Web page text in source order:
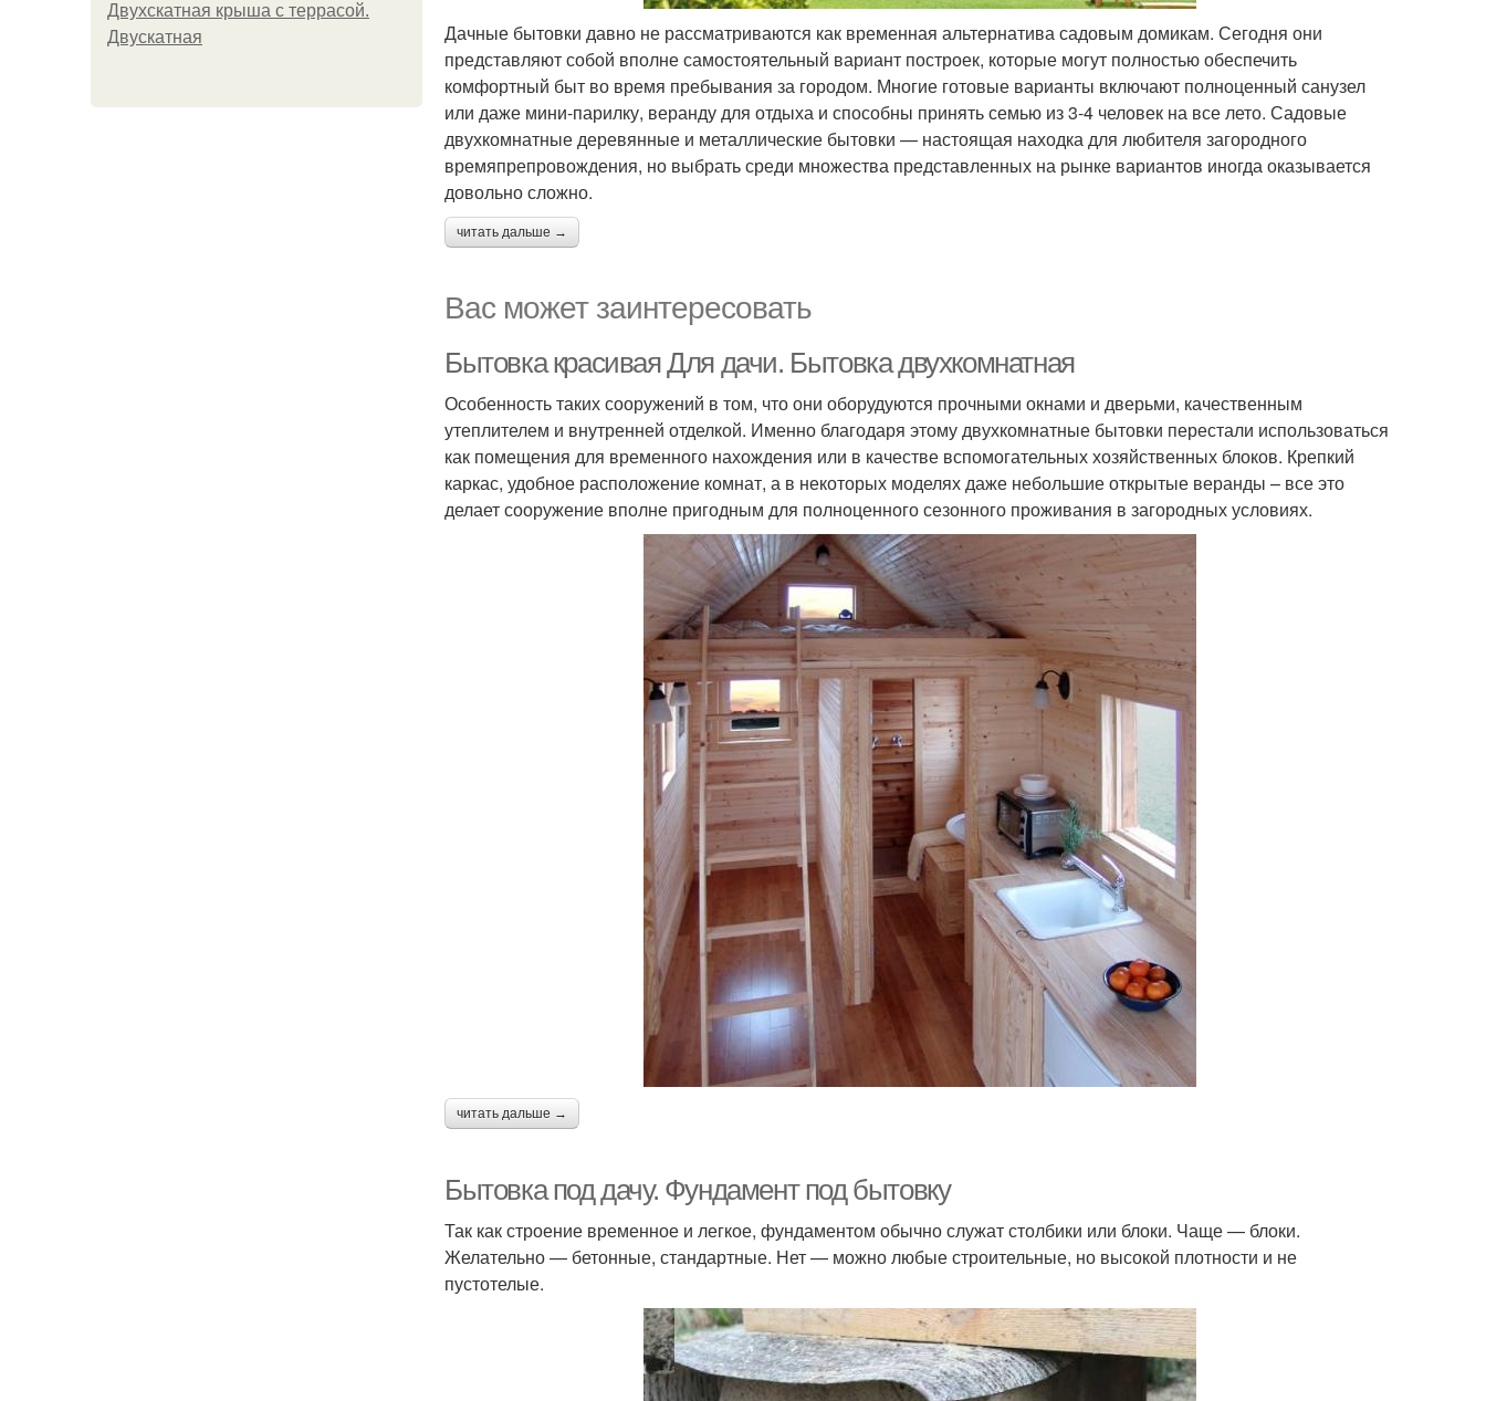
Двухскатная крыша с террасой.
Двускатная
Дачные бытовки давно не рассматриваются как временная альтернатива садовым домикам. Сегодня они
представляют собой вполне самостоятельный вариант построек, которые могут полностью обеспечить
комфортный быт во время пребывания за городом. Многие готовые варианты включают полноценный санузел
или даже мини-парилку, веранду для отдыха и способны принять семью из 3-4 человек на все лето. Садовые
двухкомнатные деревянные и металлические бытовки — настоящая находка для любителя загородного
времяпрепровождения, но выбрать среди множества представленных на рынке вариантов иногда оказывается
довольно сложно.
читать дальше →
Вас может заинтересовать
Бытовка красивая Для дачи. Бытовка двухкомнатная
Особенность таких сооружений в том, что они оборудуются прочными окнами и дверьми, качественным
утеплителем и внутренней отделкой. Именно благодаря этому двухкомнатные бытовки перестали использоваться
как помещения для временного нахождения или в качестве вспомогательных хозяйственных блоков. Крепкий
каркас, удобное расположение комнат, а в некоторых моделях даже небольшие открытые веранды – все это
делает сооружение вполне пригодным для полноценного сезонного проживания в загородных условиях.
читать дальше →
Бытовка под дачу. Фундамент под бытовку
Так как строение временное и легкое, фундаментом обычно служат столбики или блоки. Чаще — блоки.
Желательно — бетонные, стандартные. Нет — можно любые строительные, но высокой плотности и не
пустотелые.